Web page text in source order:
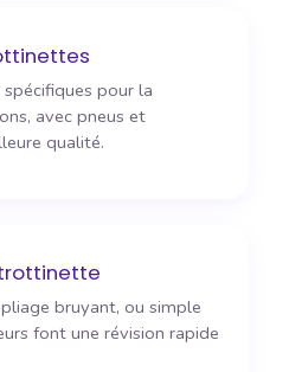
pour la
avec pneus et
qualité.
bruyant, ou simple
font une révision rapide